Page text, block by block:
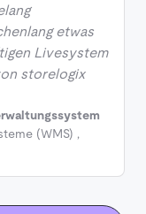
etwas
Livesystem
storelogix
(WMS) ,